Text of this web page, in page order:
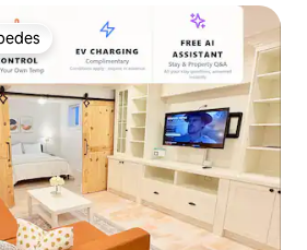
dos hóspedes